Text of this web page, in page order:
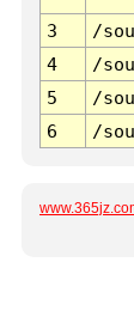
3 /
4
/
5
/
6
/